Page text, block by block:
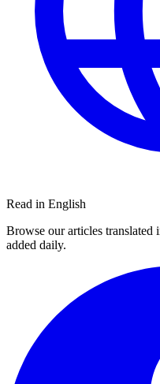
Read in English
Browse our articles translated
added daily.